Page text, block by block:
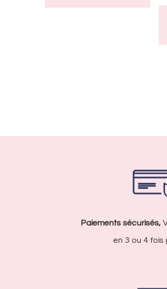
Paiements sécurisés,
en 3 ou 4 fois